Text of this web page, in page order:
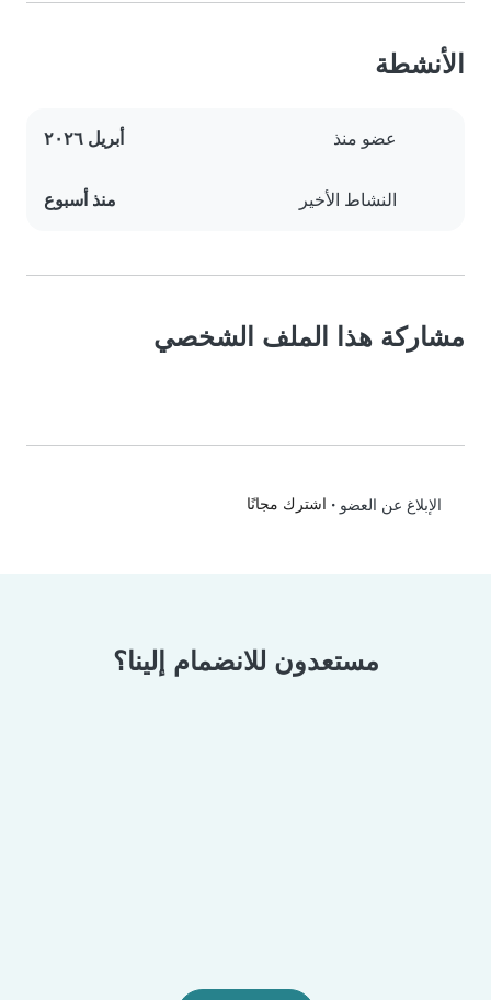
الأنشطة
عضو منذ أبريل ٢٠٢٦
النشاط الأخير منذ أسبوع
مشاركة هذا الملف الشخصي
الإبلاغ عن العضو • اشترك مجانًا
مستعدون للانضمام إلينا؟